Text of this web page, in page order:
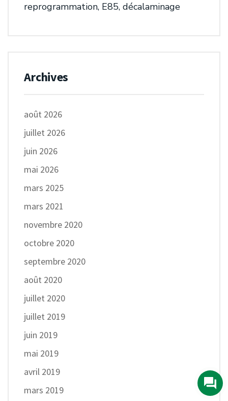
reprogrammation, E85, décalaminage
Archives
août 2026
juillet 2026
juin 2026
mai 2026
mars 2025
mars 2021
novembre 2020
octobre 2020
septembre 2020
août 2020
juillet 2020
juillet 2019
juin 2019
mai 2019
avril 2019
mars 2019